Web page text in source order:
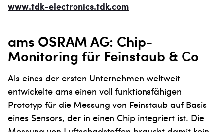
www.tdk-electronics.tdk.com
ams OSRAM AG: Chip-
Monitoring für Feinstaub & Co
Als eines der ersten Unternehmen weltweit
entwickelte ams einen voll funktionsfähigen
Prototyp für die Messung von Feinstaub auf Basis
eines Sensors, der in einen Chip integriert ist. Die